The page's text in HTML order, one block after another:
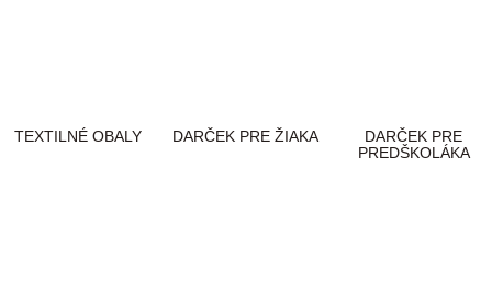
TEXTILNÉ OBALY DARČEK PRE ŽIAKA
DARČEK PRE
PREDŠKOLÁKA